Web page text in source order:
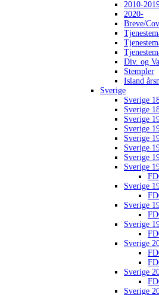
2010-
2020-
Breve/
Div. og
Stempler
Island
Sverige
Sverige
Sverige
Sverige
Sverige
Sverige
Sverige
Sverige
Sverige
Sverige
Sverige
Sverige
Sverige
Sverige
Sverige